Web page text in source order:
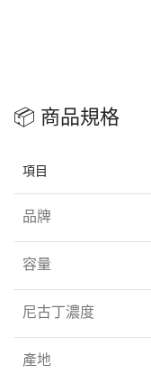
📦 商品規格
項目
品牌
容量
尼古丁濃度
產地